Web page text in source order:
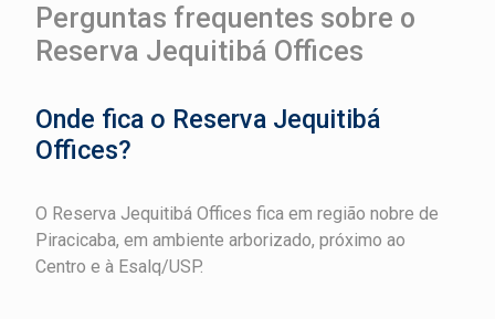
Perguntas frequentes sobre o
Reserva Jequitibá Offices
Onde fica o Reserva Jequitibá
Offices?
O Reserva Jequitibá Offices fica em região nobre de
Piracicaba, em ambiente arborizado, próximo ao
Centro e à Esalq/USP.